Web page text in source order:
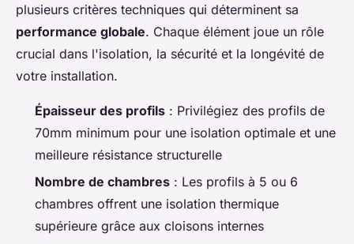
plusieurs critères techniques qui déterminent sa
performance globale. Chaque élément joue un rôle
crucial dans l'isolation, la sécurité et la longévité de
votre installation.
Épaisseur des profils : Privilégiez des profils de
70mm minimum pour une isolation optimale et une
meilleure résistance structurelle
Nombre de chambres : Les profils à 5 ou 6
chambres offrent une isolation thermique
supérieure grâce aux cloisons internes